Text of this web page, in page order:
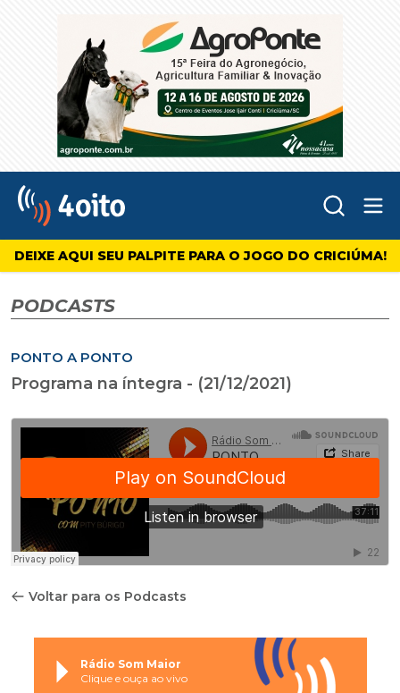
4oito
DEIXE AQUI SEU PALPITE PARA O JOGO DO CRICIÚMA!
PODCASTS
PONTO A PONTO
Programa na íntegra - (21/12/2021)
Voltar para os Podcasts
Rádio Som Maior
Clique e ouça ao vivo